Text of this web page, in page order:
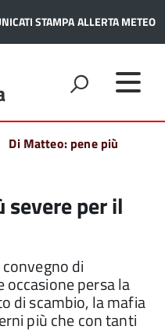
STAMPAALLERTA METEO
Di Matteo: pene più
severe per il
di
occasione persa la
di scambio, la mafia
più che con tanti